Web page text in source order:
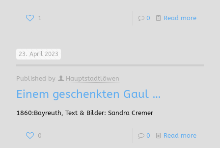
1 0 Read more
23. April 2023
Published by Hauptstadtlöwen
Einem geschenkten Gaul …
1860:Bayreuth, Text & Bilder: Sandra Cremer
0 0 Read more